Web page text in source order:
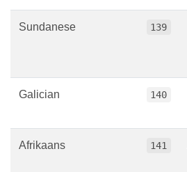
Sundanese 139
Galician 140
Afrikaans 141